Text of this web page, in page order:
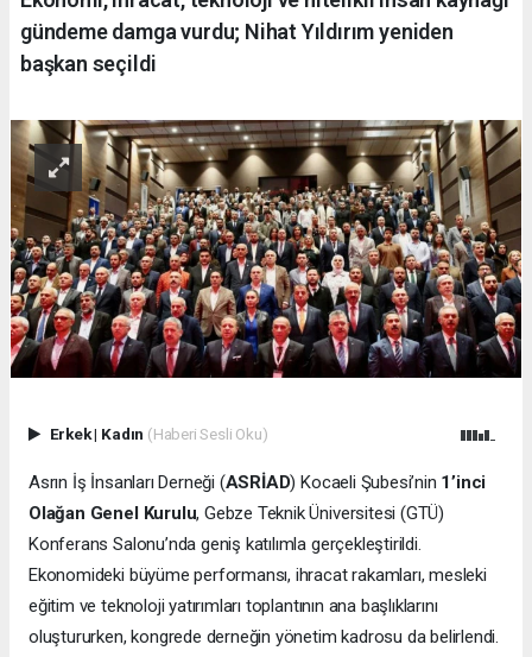
gündeme damga vurdu; Nihat Yıldırım yeniden
başkan seçildi
Erkek| Kadın (Haberi Sesli Oku)
Asrın İş İnsanları Derneği (ASRİAD) Kocaeli Şubesi’nin 1’inci
Olağan Genel Kurulu, Gebze Teknik Üniversitesi (GTÜ)
Konferans Salonu’nda geniş katılımla gerçekleştirildi.
Ekonomideki büyüme performansı, ihracat rakamları, mesleki
eğitim ve teknoloji yatırımları toplantının ana başlıklarını
oluştururken, kongrede derneğin yönetim kadrosu da belirlendi.